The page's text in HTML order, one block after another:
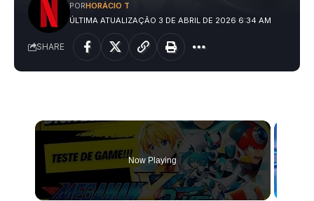
ÚLTIMA ATUALIZAÇÃO 3 DE ABRIL DE 2026 6:34 AM
PORHORÁCIO T
SHARE
Now Playing